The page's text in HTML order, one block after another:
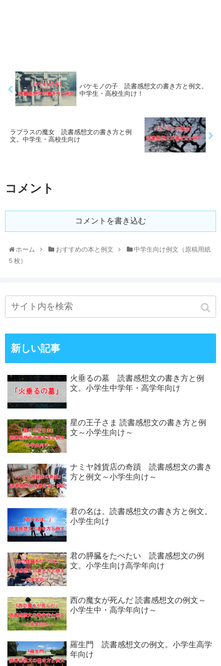
バケモノの子 読書感想文の書き方と例文。
中学生・高校生向け！
ラプラスの魔女 読書感想文の書き方と例
文。中学生・高校生向け
コメント
コメントを書き込む
ホーム おすすめの本と例文
中学生向け例文（原稿用紙
５枚）
新しい記事
火垂るの墓 読書感想文の書き方と例
文。小学生中学年・高学年向け
星の王子さま 読書感想文の書き方と例
文～小学生向け～
ナミヤ雑貨店の奇蹟 読書感想文の書き
方と例文～小学生向け～
君の名は。読書感想文の書き方と例文。
小学生向け
君の膵臓をたべたい 読書感想文の例
文。小学生向け高学年向け
西の魔女が死んだ 読書感想文の例文～
小学生中・高学年向け～
羅生門 読書感想文の例文。小学生高学
年向け